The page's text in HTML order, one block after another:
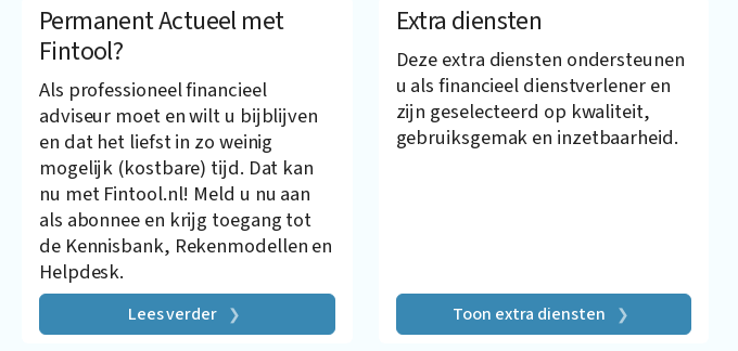
Permanent Actueel met
Fintool?
Als professioneel financieel
adviseur moet en wilt u bijblijven
en dat het liefst in zo weinig
mogelijk (kostbare) tijd. Dat kan
nu met Fintool.nl! Meld u nu aan
als abonnee en krijg toegang tot
de Kennisbank, Rekenmodellen en
Helpdesk.
Lees verder
Extra diensten
Deze extra diensten ondersteunen
u als financieel dienstverlener en
zijn geselecteerd op kwaliteit,
gebruiksgemak en inzetbaarheid.
Toon extra diensten